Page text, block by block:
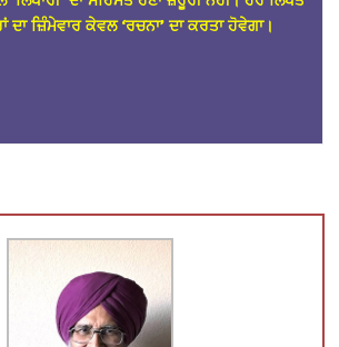
ਦਾ ਜ਼ਿੰਮੇਵਾਰ ਕੇਵਲ ‘ਰਚਨਾ’ ਦਾ ਕਰਤਾ ਹੋਵੇਗਾ।